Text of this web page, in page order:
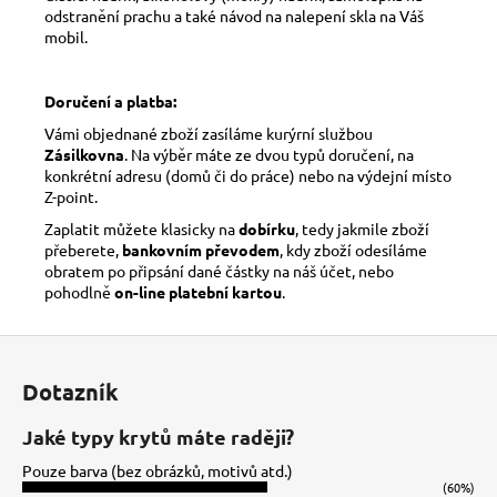
odstranění prachu a také návod na nalepení skla na Váš
mobil.
Doručení a platba:
Vámi objednané zboží zasíláme kurýrní službou
Zásilkovna . Na výběr máte ze dvou typů doručení, na
konkrétní adresu (domů či do práce) nebo na výdejní místo
Z-point.
Zaplatit můžete klasicky nadobírku , tedy jakmile zboží
přeberete, bankovním převodem , kdy zboží odesíláme
obratem po připsání dané částky na náš účet, nebo
pohodlně on-line platební kartou
Dotazník
Jaké typy krytů máte raději?
Pouze barva (bez obrázků, motivů atd.)
(60%)